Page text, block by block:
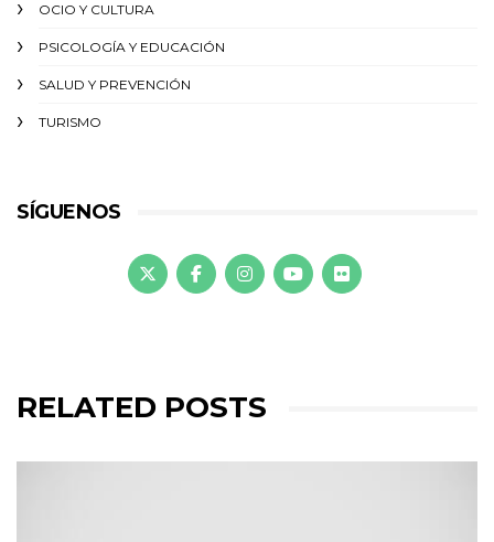
OCIO Y CULTURA
PSICOLOGÍA Y EDUCACIÓN
SALUD Y PREVENCIÓN
TURISMO
SÍGUENOS
RELATED POSTS